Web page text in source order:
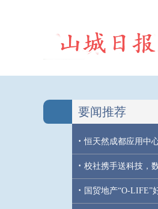
要闻推荐
· 恒天然成都应用中
· 校社携手送科技，
· 国贸地产“O-LIFE”